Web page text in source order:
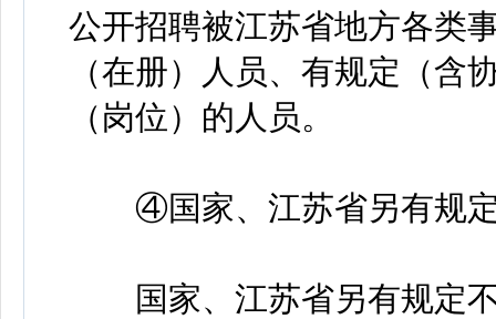
公开招聘被江苏省地方各类
（在册）人员、有规定（含
（岗位）的人员。
④国家、江苏省另有规定
国家、江苏省另有规定不